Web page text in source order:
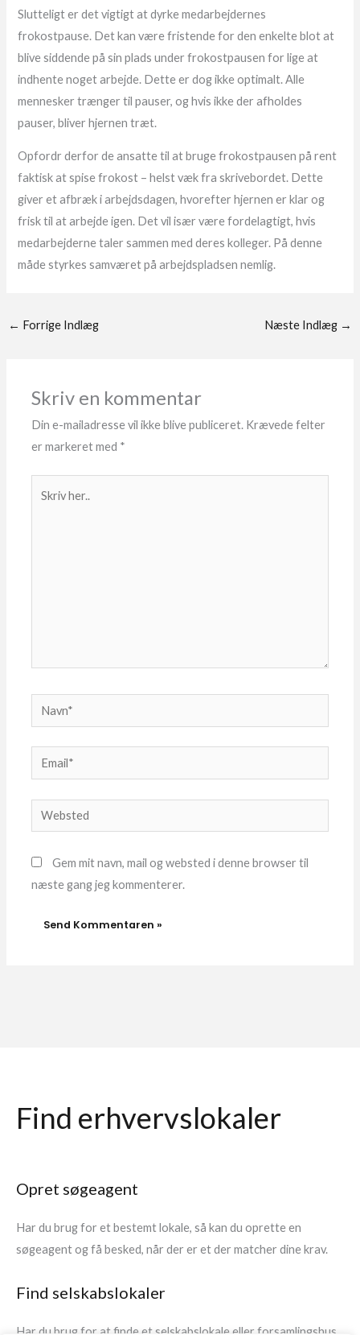
Slutteligt er det vigtigt at dyrke medarbejdernes
frokostpause. Det kan være fristende for den enkelte blot at
blive siddende på sin plads under frokostpausen for lige at
indhente noget arbejde. Dette er dog ikke optimalt. Alle
mennesker trænger til pauser, og hvis ikke der afholdes
pauser, bliver hjernen træt.
Opfordr derfor de ansatte til at bruge frokostpausen på rent
faktisk at spise frokost – helst væk fra skrivebordet. Dette
giver et afbræk i arbejdsdagen, hvorefter hjernen er klar og
frisk til at arbejde igen. Det vil især være fordelagtigt, hvis
medarbejderne taler sammen med deres kolleger. På denne
måde styrkes samværet på arbejdspladsen nemlig.
← Forrige Indlæg Næste Indlæg →
Skriv en kommentar
Din e-mailadresse vil ikke blive publiceret. Krævede felter
er markeret med *
Navn*
Email*
Websted
Gem mit navn, mail og websted i denne browser til
næste gang jeg kommenterer.
Find erhvervslokaler
Opret søgeagent
Har du brug for et bestemt lokale, så kan du oprette en
søgeagent og få besked, når der er et der matcher dine krav.
Find selskabslokaler
Har du brug for at finde et selskabslokale eller forsamlingshus,